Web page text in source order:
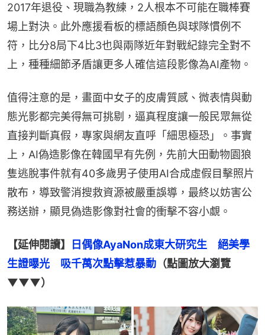
2017年退役、現職為教練，2人根本不可能在職棒賽
場上對決。此外應援看板的標語顏色與球隊慣例不
符，比分8局下4比3也與兩隊近年對戰紀錄完全對不
上，種種細節矛盾讓更多人確信這段影像為AI產物。
值得注意的是，畫面中女子的皮膚質感、微表情與動
態光影都完美得無可挑剔，逼真程度讓一般民眾無從
直接判斷真假，專家與網友直呼「細思極恐」。事實
上，AI偽造影像在韓國早有先例，先前大田動物園狼
隻逃脫事件就有40多歲男子使用AI合成虛假目擊照片
散布，導致警消搜救資源被嚴重誤導，最終以妨害公
務送辦，顯見偽造影像對社會的衝擊不容小覷。
【延伸閱讀】
日偶像AyaNon成東大研究生　絕美學
生證曝光　吸千萬次點擊惹暴動 （點圖放大瀏覽
▼▼▼）